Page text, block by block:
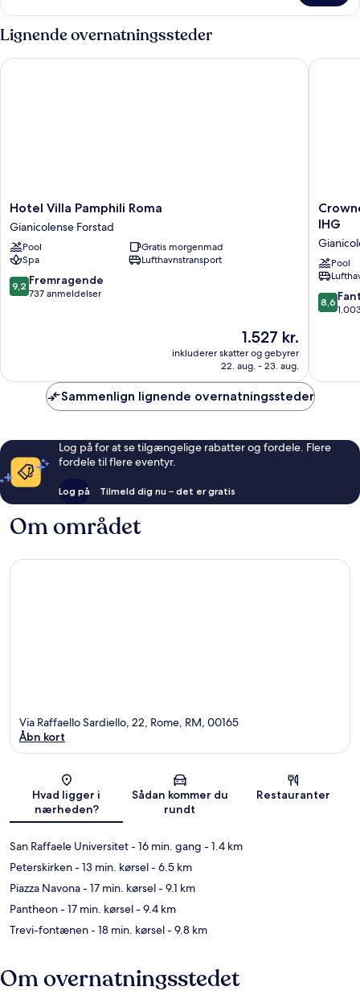
Lignende overnatningssteder
Hotel
Villa
Pamphili
Roma
Gianicolense
Forstad
Hotel Villa Pamphili Roma
Gianicolense Forstad
Pool
Gratis morgenmad
Spa
Lufthavnstransport
9.2
ud
9,2 Fremragende
737 anmeldelser
Prisen
er
1.527 kr.
1.527 kr.
inkluderer skatter og gebyrer
22. aug. - 23. aug.
Hotel Villa Pamphili Roma
Crowne
Plaza
St.
Peter's
Hotel
&
Spa
IHG
Pool
8.6
ud
8,6
Crowne
Sammenlign lignende overnatningssteder
Log på for at se tilgængelige rabatter og fordele. Flere
fordele til flere eventyr.
Log på Tilmeld dig nu – det er gratis
Om området
Kort
Via Raffaello Sardiello, 22, Rome, RM, 00165
Åbn kort
Hvad ligger i
nærheden?
Sådan kommer du
rundt
Restauranter
San Raffaele Universitet- 16 min. gang - 1.4 km
Peterskirken- 13 min. kørsel- 6.5 km
Piazza Navona- 17 min. kørsel- 9.1 km
Pantheon- 17 min. kørsel- 9.4 km
Trevi-fontænen- 18 min. kørsel- 9.8 km
Om overnatningsstedet